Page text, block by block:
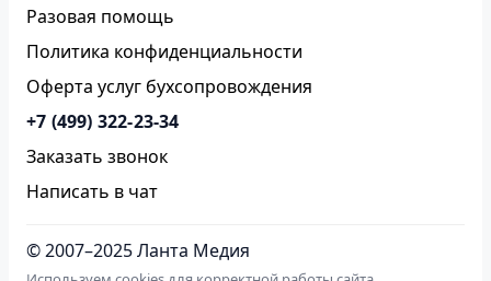
Разовая помощь
Политика конфиденциальности
Оферта услуг бухсопровождения
+7 (499) 322-23-34
Заказать звонок
Написать в чат
© 2007–2025 Ланта Медия